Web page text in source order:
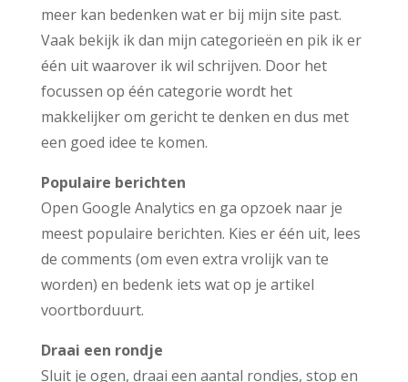
meer kan bedenken wat er bij mijn site past.
Vaak bekijk ik dan mijn categorieën en pik ik er
één uit waarover ik wil schrijven. Door het
focussen op één categorie wordt het
makkelijker om gericht te denken en dus met
een goed idee te komen.
Populaire berichten
Open Google Analytics en ga opzoek naar je
meest populaire berichten. Kies er één uit, lees
de comments (om even extra vrolijk van te
worden) en bedenk iets wat op je artikel
voortborduurt.
Draai een rondje
Sluit je ogen, draai een aantal rondjes, stop en